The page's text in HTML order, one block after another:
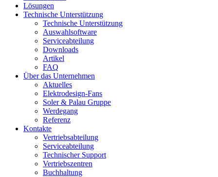
Lösungen
Technische Unterstützung
Technische Unterstützung
Auswahlsoftware
Serviceabteilung
Downloads
Artikel
FAQ
Über das Unternehmen
Aktuelles
Elektrodesign-Fans
Soler & Palau Gruppe
Werdegang
Referenz
Kontakte
Vertriebsabteilung
Serviceabteilung
Technischer Support
Vertriebszentren
Buchhaltung